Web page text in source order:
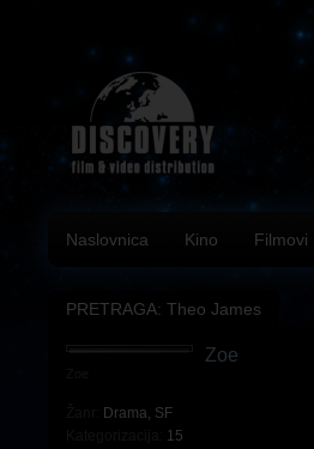
Naslovnica Kino Filmovi
PRETRAGA: Theo James
Zoe
Drama, SF
15